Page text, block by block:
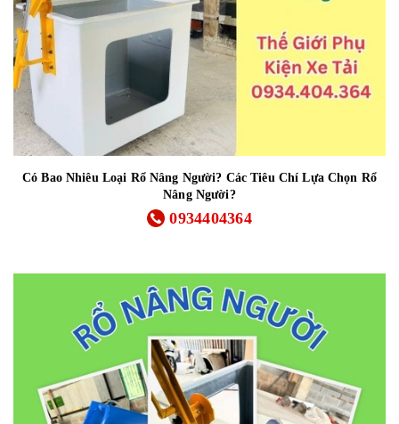
Có Bao Nhiêu Loại Rổ Nâng Người? Các Tiêu Chí Lựa Chọn Rổ
Nâng Người?
0934404364